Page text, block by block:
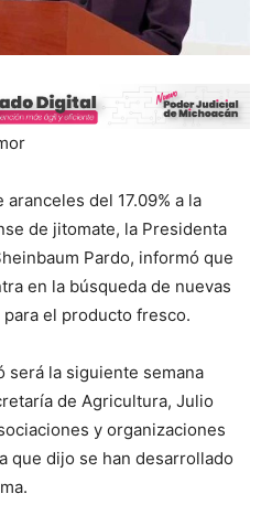
del 17.09% a la
de jitomate, la Presidenta
Pardo, informó que
en la búsqueda de nuevas
el producto fresco.
será la siguiente semana
de Agricultura, Julio
y organizaciones
que dijo se han desarrollado